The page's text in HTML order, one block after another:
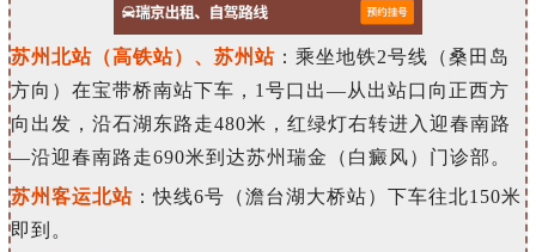
苏州北站（高铁站）、苏州站：乘坐地铁2号线（桑田岛
方向）在宝带桥南站下车，1号口出—从 出站口向正西方
向出发，沿石湖东路走480米，红绿灯右转进入 迎春南路
—沿迎春南路走690米到达苏州瑞金（白癜风）门诊部。
苏州客运北站：快线6号（澹台湖大桥站）下车往北150米
即到。